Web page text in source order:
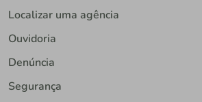
Localizar uma agência
Ouvidoria
Denúncia
Segurança